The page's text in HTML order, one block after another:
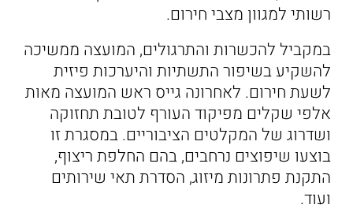
רשותי למגוון מצבי חירום.
במקביל להכשרות והתרגולים, המועצה ממשיכה
להשקיע בשיפור התשתיות והיערכות פיזית
לשעת חירום. לאחרונה גייס ראש המועצה מאות
אלפי שקלים מפיקוד העורף לטובת תחזוקה
ושדרוג של המקלטים הציבוריים. במסגרת זו
בוצעו שיפוצים נרחבים, בהם החלפת ריצוף,
התקנת פתרונות מיזוג, הסדרת תאי שירותים
ועוד.